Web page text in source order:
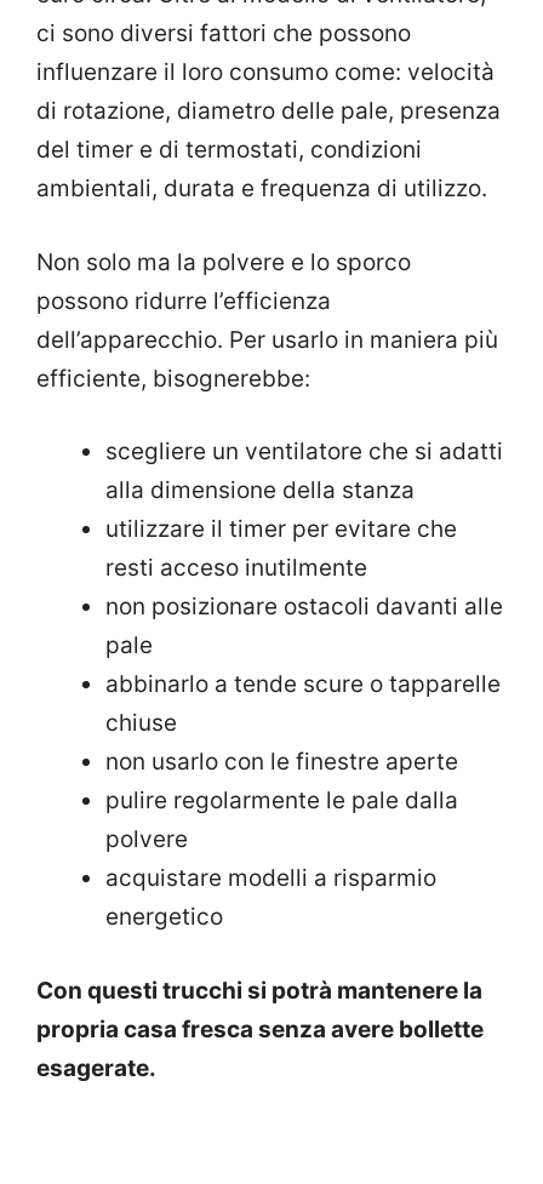
ci sono diversi fattori che possono
influenzare il loro consumo come: velocità
di rotazione, diametro delle pale, presenza
del timer e di termostati, condizioni
ambientali, durata e frequenza di utilizzo.
Non solo ma la polvere e lo sporco
possono ridurre l’efficienza
dell’apparecchio. Per usarlo in maniera più
efficiente, bisognerebbe:
scegliere un ventilatore che si adatti
alla dimensione della stanza
utilizzare il timer per evitare che
resti acceso inutilmente
non posizionare ostacoli davanti alle
pale
abbinarlo a tende scure o tapparelle
chiuse
non usarlo con le finestre aperte
pulire regolarmente le pale dalla
polvere
acquistare modelli a risparmio
energetico
Con questi trucchi si potrà mantenere la
propria casa fresca senza avere bollette
esagerate.